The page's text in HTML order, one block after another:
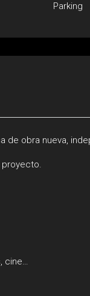
Parking
de obra nueva,
proyecto.
cine…